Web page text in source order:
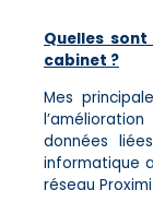
Quelles
cabinet ?
Mes
données
informatique
réseau